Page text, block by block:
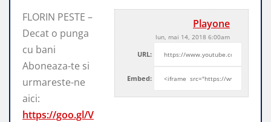
Playone
lun, mai 14, 2018 6:00am
URL:
Embed:
FLORIN PESTE –
Decat o punga
cu bani
Aboneaza-te si
urmareste-ne
aici:
https://goo.gl/V